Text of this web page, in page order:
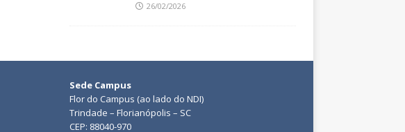
26/02/2026
Sede Campus
Flor do Campus (ao lado do NDI)
Trindade – Florianópolis – SC
CEP: 88040-970